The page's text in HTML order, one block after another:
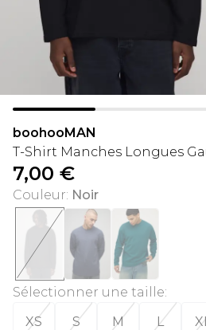
boohooMAN
T-Shirt Manches Longues
7,00 €
Couleur: Noir
Sélectionner une taille:
XS
S M L